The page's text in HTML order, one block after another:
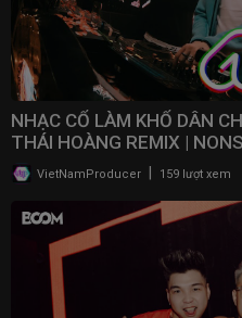
NHẠC CỔ LÀM KHỔ DÂN
THÁI HOÀNG REMIX |
VietNamProducer 159 lượt xem